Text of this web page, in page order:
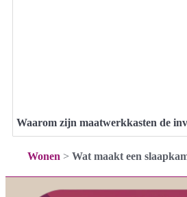
Waarom zijn maatwerkkasten de
Wonen > Wat maakt een